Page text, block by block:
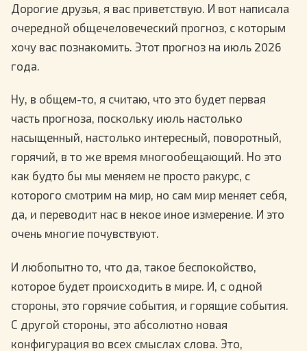
Дорогие друзья, я вас приветствую. И вот написала
очередной общечеловеческий прогноз, с которым
хочу вас познакомить. Этот прогноз на июль 2026
года.
Ну, в общем-то, я считаю, что это будет первая
часть прогноза, поскольку июль настолько
насыщенный, настолько интересный, поворотный,
горячий, в то же время многообещающий. Но это
как будто бы мы меняем не просто ракурс, с
которого смотрим на мир, но сам мир меняет себя,
да, и переводит нас в некое иное измерение. И это
очень многие почувствуют.
И любопытно то, что да, такое беспокойство,
которое будет происходить в мире. И, с одной
стороны, это горячие события, и горящие события.
С другой стороны, это абсолютно новая
конфигурация во всех смыслах слова. Это,